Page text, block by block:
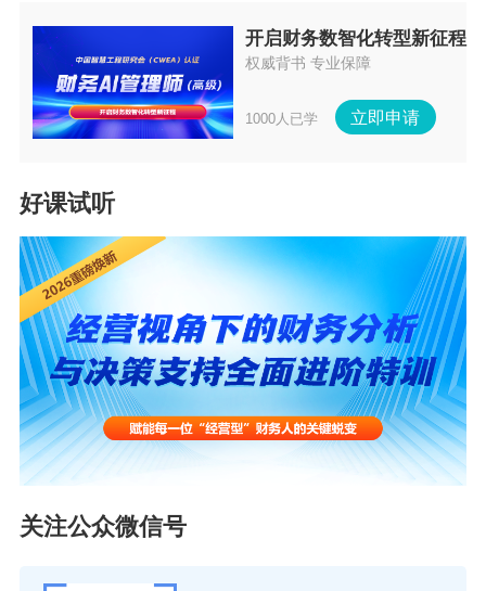
答：《财政部 国家税务总局关于进一步明确全面推开
营改增试点有关劳务派遣服务、收费公路通行费抵扣等政
策的通知》（财税〔2016〕47号）第一条规定，小规模纳
税；也可以选择差额纳税，以取得的全部价款和价外费
用，扣除代用工单位支付给劳务派遣员工的工资、福利和
为其办理社会保险及住房公积金后的余额为销售额，按照
简易计税方法依5%的征收率计算缴纳增值税。
《财政部 税务总局关于对增值税小规模纳税人免征增
值税的公告》（2022年第15号）规定，自2022年4月1日至2
022年12月31日，小规模纳税人适用3%征收率的应税销售
收入，免征增值税。
因此，自2022年4月1日至2022年12月31日，你公司可
以选择以取得的全部价款和价外费用为销售额，享受免征
价外费用，扣除代用工单位支付给劳务派遣员工的工资、
额，按照简易计税方法依5%的征收率计算缴纳增值税。
开启财务数智化转型新征程
权威背书 专业保障
1000人已学 立即申请
好课试听
关注公众微信号